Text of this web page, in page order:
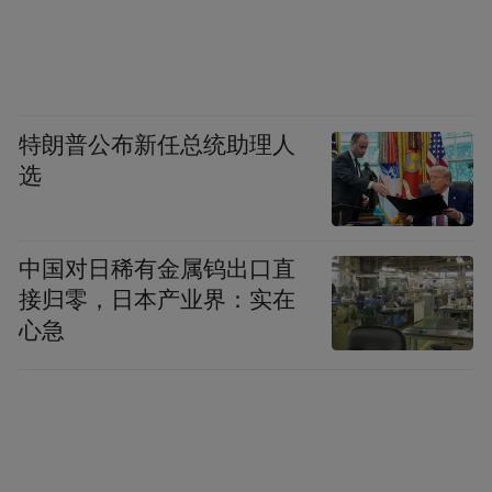
特朗普公布新任总统助理人
选
中国对日稀有金属钨出口直
接归零，日本产业界：实在
心急